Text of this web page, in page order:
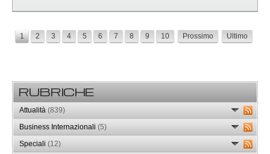
1 2 3 4 5 6 7 8 9 10 Prossimo Ultimo
RUBRICHE
Attualità (839)
Business Internazionali (5)
Speciali (12)